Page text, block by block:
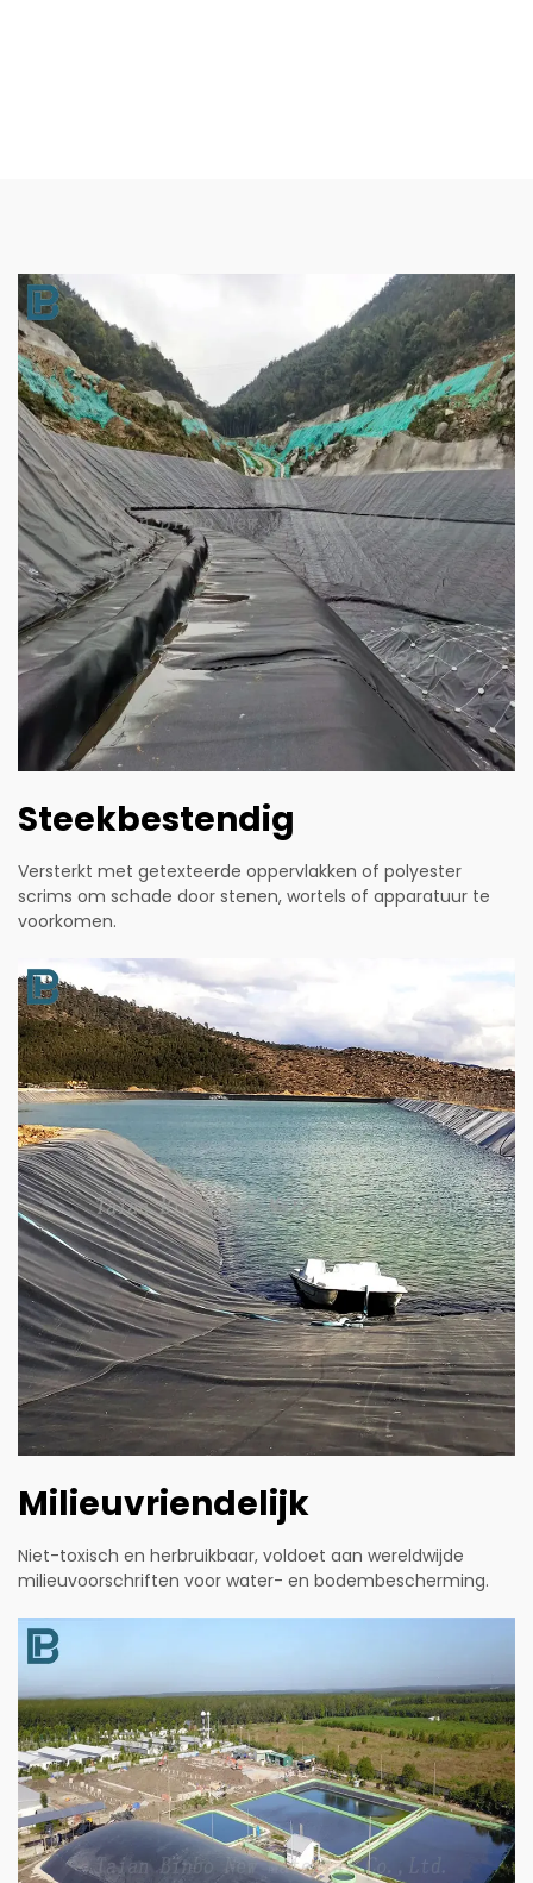
Steekbestendig
Versterkt met getexteerde oppervlakken of polyester
scrims om schade door stenen, wortels of apparatuur te
voorkomen.
Milieuvriendelijk
Niet-toxisch en herbruikbaar, voldoet aan wereldwijde
milieuvoorschriften voor water- en bodembescherming.